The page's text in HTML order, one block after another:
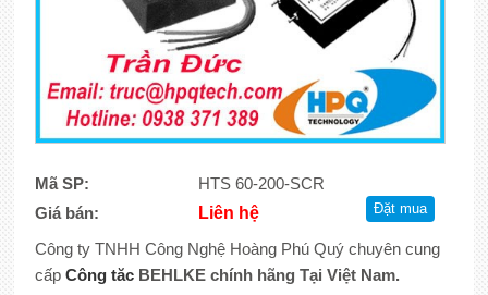
Mã SP:
HTS 60-200-SCR
Giá bán:
Liên hệ
Công ty TNHH Công Nghệ Hoàng Phú Quý chuyên cung
cấp Công tăc BEHLKE chính hãng Tại Việt Nam.